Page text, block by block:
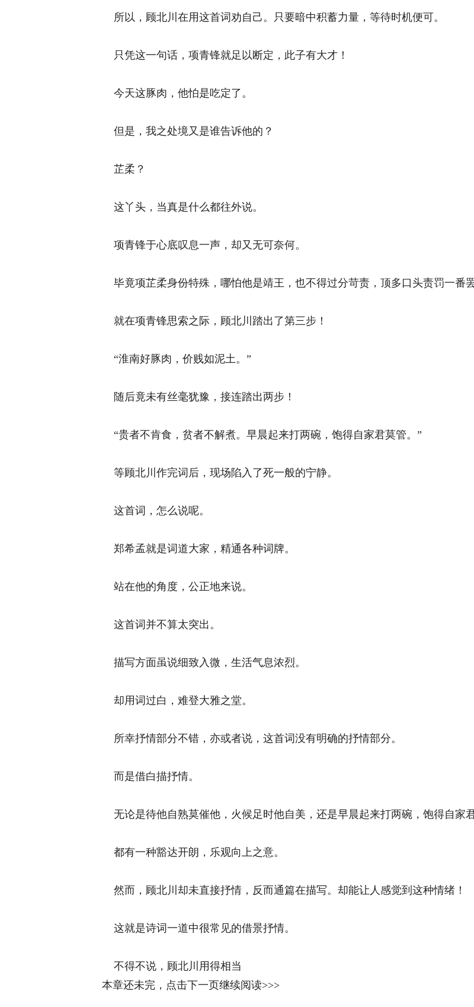
所以，顾北川在用这首词劝自己。只要暗中积蓄力量，等待时机便可。
只凭这一句话，项青锋就足以断定，此子有大才！
今天这豚肉，他怕是吃定了。
但是，我之处境又是谁告诉他的？
芷柔？
这丫头，当真是什么都往外说。
项青锋于心底叹息一声，却又无可奈何。
毕竟项芷柔身份特殊，哪怕他是靖王，也不得过分苛责，顶多口头责罚一番罢
就在项青锋思索之际，顾北川踏出了第三步！
“淮南好豚肉，价贱如泥土。”
随后竟未有丝毫犹豫，接连踏出两步！
“贵者不肯食，贫者不解煮。早晨起来打两碗，饱得自家君莫管。”
等顾北川作完词后，现场陷入了死一般的宁静。
这首词，怎么说呢。
郑希孟就是词道大家，精通各种词牌。
站在他的角度，公正地来说。
这首词并不算太突出。
描写方面虽说细致入微，生活气息浓烈。
却用词过白，难登大雅之堂。
所幸抒情部分不错，亦或者说，这首词没有明确的抒情部分。
而是借白描抒情。
无论是待他自熟莫催他，火候足时他自美，还是早晨起来打两碗，饱得自家君
都有一种豁达开朗，乐观向上之意。
然而，顾北川却未直接抒情，反而通篇在描写。却能让人感觉到这种情绪！
这就是诗词一道中很常见的借景抒情。
不得不说，顾北川用得相当
本章还未完，点击下一页继续阅读>>>